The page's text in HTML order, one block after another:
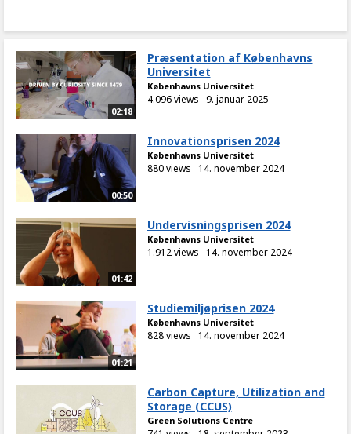
02:18
Præsentation af Københavns
Universitet
Københavns Universitet
4.096 views 9. januar 2025
00:50
Innovationsprisen 2024
Københavns Universitet
880 views 14. november 2024
01:42
Undervisningsprisen 2024
Københavns Universitet
1.912 views 14. november 2024
01:21
Studiemiljøprisen 2024
Københavns Universitet
828 views 14. november 2024
Carbon Capture, Utilization and
Storage (CCUS)
Green Solutions Centre